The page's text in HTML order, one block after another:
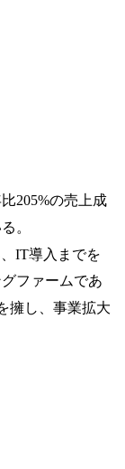
205%の売上成
。
IT導入までを
ファームであ
擁し、事業拡大